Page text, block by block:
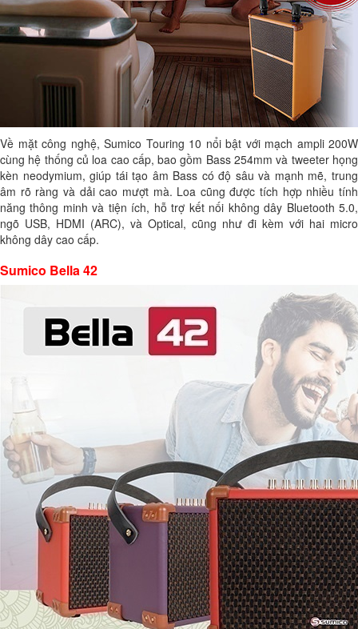
Về mặt công nghệ, Sumico Touring 10 nổi bật với mạch ampli 200W
cùng hệ thống củ loa cao cấp, bao gồm Bass 254mm và tweeter họng
kèn neodymium, giúp tái tạo âm Bass có độ sâu và mạnh mẽ, trung
âm rõ ràng và dải cao mượt mà. Loa cũng được tích hợp nhiều tính
năng thông minh và tiện ích, hỗ trợ kết nối không dây Bluetooth 5.0,
ngõ USB, HDMI (ARC), và Optical, cũng như đi kèm với hai micro
không dây cao cấp.
Sumico Bella 42